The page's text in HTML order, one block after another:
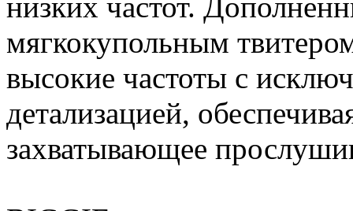
мягкокупольным
высокие частоты с
детализацией,
захватывающее